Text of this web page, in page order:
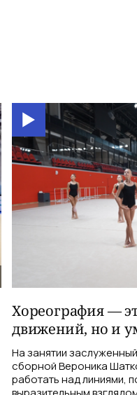
Хореография —
движений, но и
На занятии
сборной Вероника
работать над линиями,